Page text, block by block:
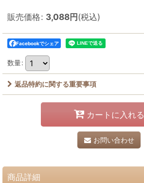
販売価格: 3,088円(税込)
Facebookでシェア
数量:
返品特約に関する重要事項
カートに入れる
お問い合わせ
商品詳細